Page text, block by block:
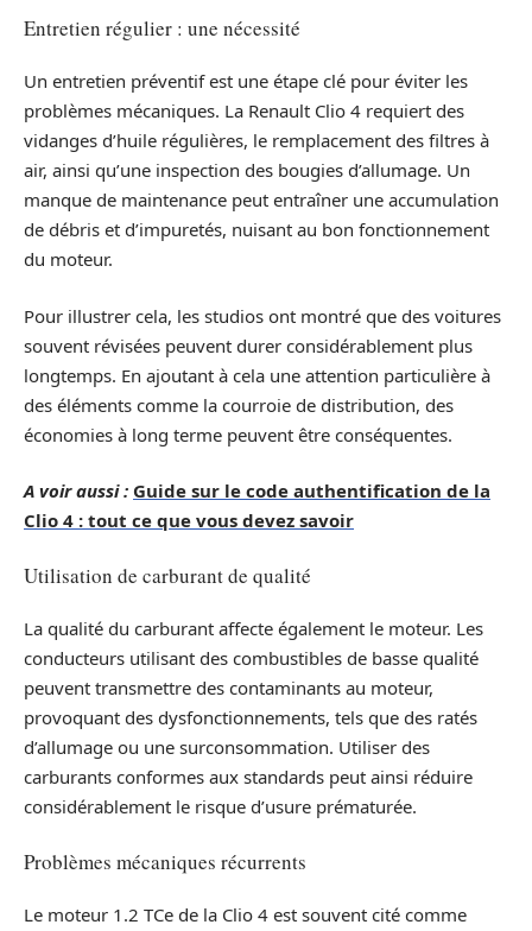
Entretien régulier : une nécessité
Un entretien préventif est une étape clé pour éviter les
problèmes mécaniques. La Renault Clio 4 requiert des
vidanges d’huile régulières, le remplacement des filtres à
air, ainsi qu’une inspection des bougies d’allumage. Un
manque de maintenance peut entraîner une accumulation
de débris et d’impuretés, nuisant au bon fonctionnement
du moteur.
Pour illustrer cela, les studios ont montré que des voitures
souvent révisées peuvent durer considérablement plus
longtemps. En ajoutant à cela une attention particulière à
des éléments comme la courroie de distribution, des
économies à long terme peuvent être conséquentes.
A voir aussi : Guide sur le code authentification de la
Clio 4 : tout ce que vous devez savoir
Utilisation de carburant de qualité
La qualité du carburant affecte également le moteur. Les
conducteurs utilisant des combustibles de basse qualité
peuvent transmettre des contaminants au moteur,
provoquant des dysfonctionnements, tels que des ratés
d’allumage ou une surconsommation. Utiliser des
carburants conformes aux standards peut ainsi réduire
considérablement le risque d’usure prématurée.
Problèmes mécaniques récurrents
Le moteur 1.2 TCe de la Clio 4 est souvent cité comme